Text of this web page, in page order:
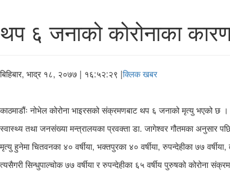
थप ६ जनाको कोरोनाका
बिहिबार, भाद्र १८, २०७७ | १६:५२:२९ |क्लिक खबर
काठमाडौंः नोभेल कोरोना भाइरसको संक्रमणबाट थप ६ जनाको मृत्यु भएको छ ।
स्वास्थ्य तथा जनसंख्या मन्त्रालयका प्रवक्ता डा. जागेश्वर गौतमका अनुसार
मृत्यु हुनेमा चितवनका ४० वर्षीया, भक्तपुरका ४० वर्षीया, रुपन्देहीका ७७
त्यसैगरी सिन्धुपाल्चोक ७७ वर्षीया र रुपन्देहीका ६५ वर्षीय पुरुषको